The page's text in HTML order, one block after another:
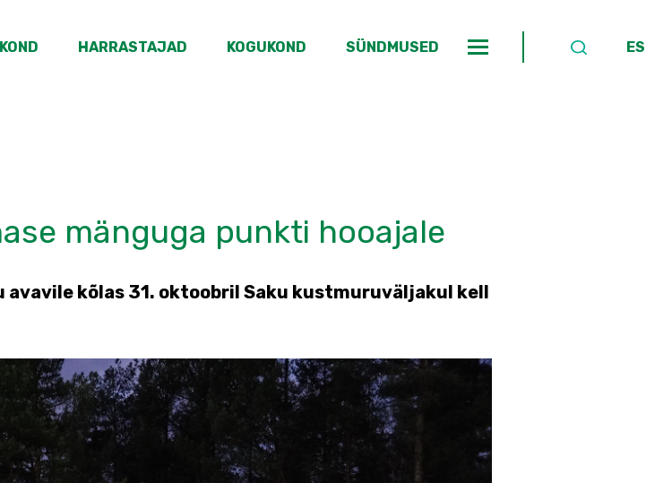
HARRASTAJAD KOGUKOND SÜNDMUSED
mänguga punkti hooajale
avavile kõlas 31. oktoobril Saku kustmuruväljakul kell